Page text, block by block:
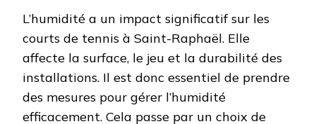
L’humidité a un impact significatif sur les
courts de tennis à Saint-Raphaël. Elle
affecte la surface, le jeu et la durabilité des
installations. Il est donc essentiel de prendre
des mesures pour gérer l’humidité
efficacement. Cela passe par un choix de